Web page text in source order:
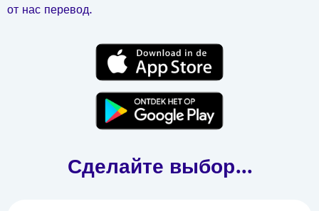
от нас перевод.
Сделайте выбор...